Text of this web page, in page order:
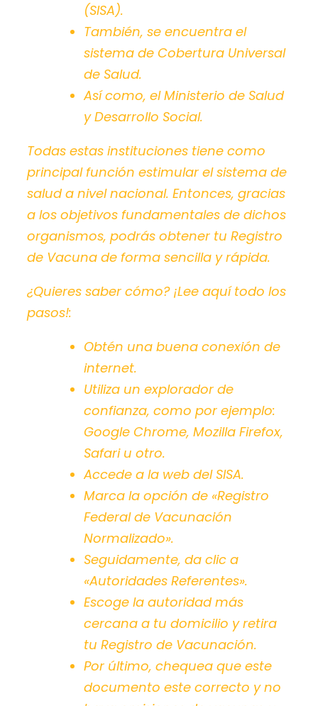
(SISA).
También, se encuentra el
sistema de Cobertura Universal
de Salud.
Así como, el Ministerio de Salud
y Desarrollo Social.
Todas estas instituciones tiene como
principal función estimular el sistema de
salud a nivel nacional. Entonces, gracias
a los objetivos fundamentales de dichos
organismos, podrás obtener tu Registro
de Vacuna de forma sencilla y rápida.
¿Quieres saber cómo? ¡Lee aquí todo los
pasos!:
Obtén una buena conexión de
internet.
Utiliza un explorador de
confianza, como por ejemplo:
Google Chrome, Mozilla Firefox,
Safari u otro.
Accede a la web del SISA.
Marca la opción de «Registro
Federal de Vacunación
Normalizado».
Seguidamente, da clic a
«Autoridades Referentes».
Escoge la autoridad más
cercana a tu domicilio y retira
tu Registro de Vacunación.
Por último, chequea que este
documento este correcto y no